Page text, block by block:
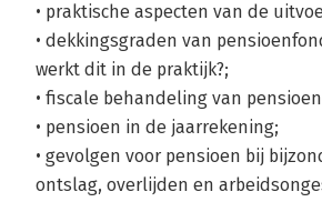
• praktische aspecten van de
• dekkingsgraden van
werkt dit in de praktijk?;
• fiscale behandeling van
• pensioen in de jaarrekening;
• gevolgen voor pensioen bij
ontslag, overlijden en